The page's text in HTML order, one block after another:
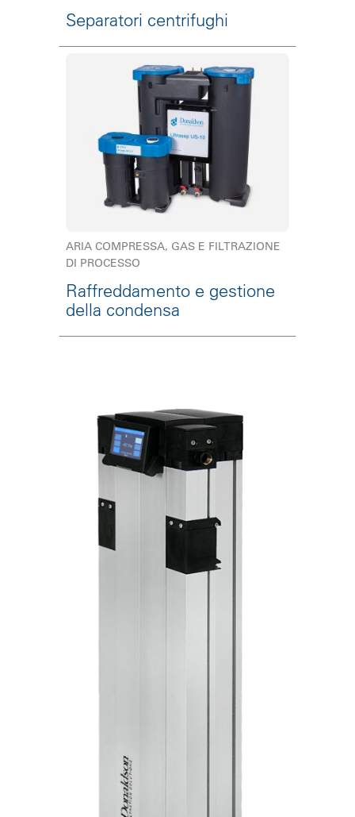
Separatori centrifughi
ARIA COMPRESSA, GAS E FILTRAZIONE
DI PROCESSO
Raffreddamento e gestione
della condensa